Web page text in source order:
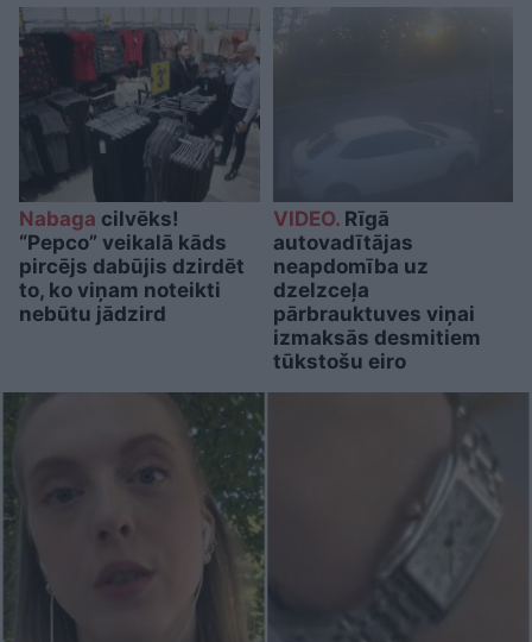
Nabaga cilvēks!
“Pepco” veikalā kāds
pircējs dabūjis dzirdēt
to, ko viņam noteikti
nebūtu jādzird
VIDEO.Rīgā
autovadītājas
neapdomība uz
dzelzceļa
pārbrauktuves viņai
izmaksās desmitiem
tūkstošu eiro